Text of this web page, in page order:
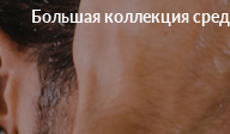
Большая коллекция